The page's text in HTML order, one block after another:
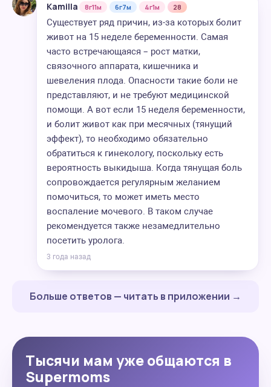
Kamilla 8г11м 6г7м 4г1м 28
Существует ряд причин, из-за которых болит
живот на 15 неделе беременности. Самая
часто встречающаяся – рост матки,
связочного аппарата, кишечника и
шевеления плода. Опасности такие боли не
представляют, и не требуют медицинской
помощи. А вот если 15 неделя беременности,
и болит живот как при месячных (тянущий
эффект), то необходимо обязательно
обратиться к гинекологу, поскольку есть
вероятность выкидыша. Когда тянущая боль
сопровождается регулярным желанием
помочиться, то может иметь место
воспаление мочевого. В таком случае
рекомендуется также незамедлительно
посетить уролога.
3 года назад
Больше ответов — читать в приложении →
Тысячи мам уже общаются в
Supermoms